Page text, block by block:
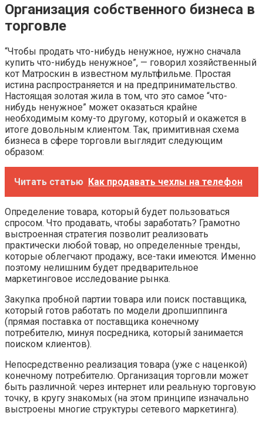
Организация собственного бизнеса в
торговле
“Чтобы продать что-нибудь ненужное, нужно сначала
купить что-нибудь ненужное”, — говорил хозяйственный
кот Матроскин в известном мультфильме. Простая
истина распространяется и на предпринимательство.
Настоящая золотая жила в том, что это самое “что-
нибудь ненужное” может оказаться крайне
необходимым кому-то другому, который и окажется в
итоге довольным клиентом. Так, примитивная схема
бизнеса в сфере торговли выглядит следующим
образом:
Читать статью Как продавать чехлы на телефон
Определение товара, который будет пользоваться
спросом. Что продавать, чтобы заработать? Грамотно
выстроенная стратегия позволит реализовать
практически любой товар, но определенные тренды,
которые облегчают продажу, все-таки имеются. Именно
поэтому нелишним будет предварительное
маркетинговое исследование рынка.
Закупка пробной партии товара или поиск поставщика,
который готов работать по модели дропшиппинга
(прямая поставка от поставщика конечному
потребителю, минуя посредника, который занимается
поиском клиентов).
Непосредственно реализация товара (уже с наценкой)
конечному потребителю. Организация торговли может
быть различной: через интернет или реальную торговую
точку, в кругу знакомых (на этом принципе изначально
выстроены многие структуры сетевого маркетинга).